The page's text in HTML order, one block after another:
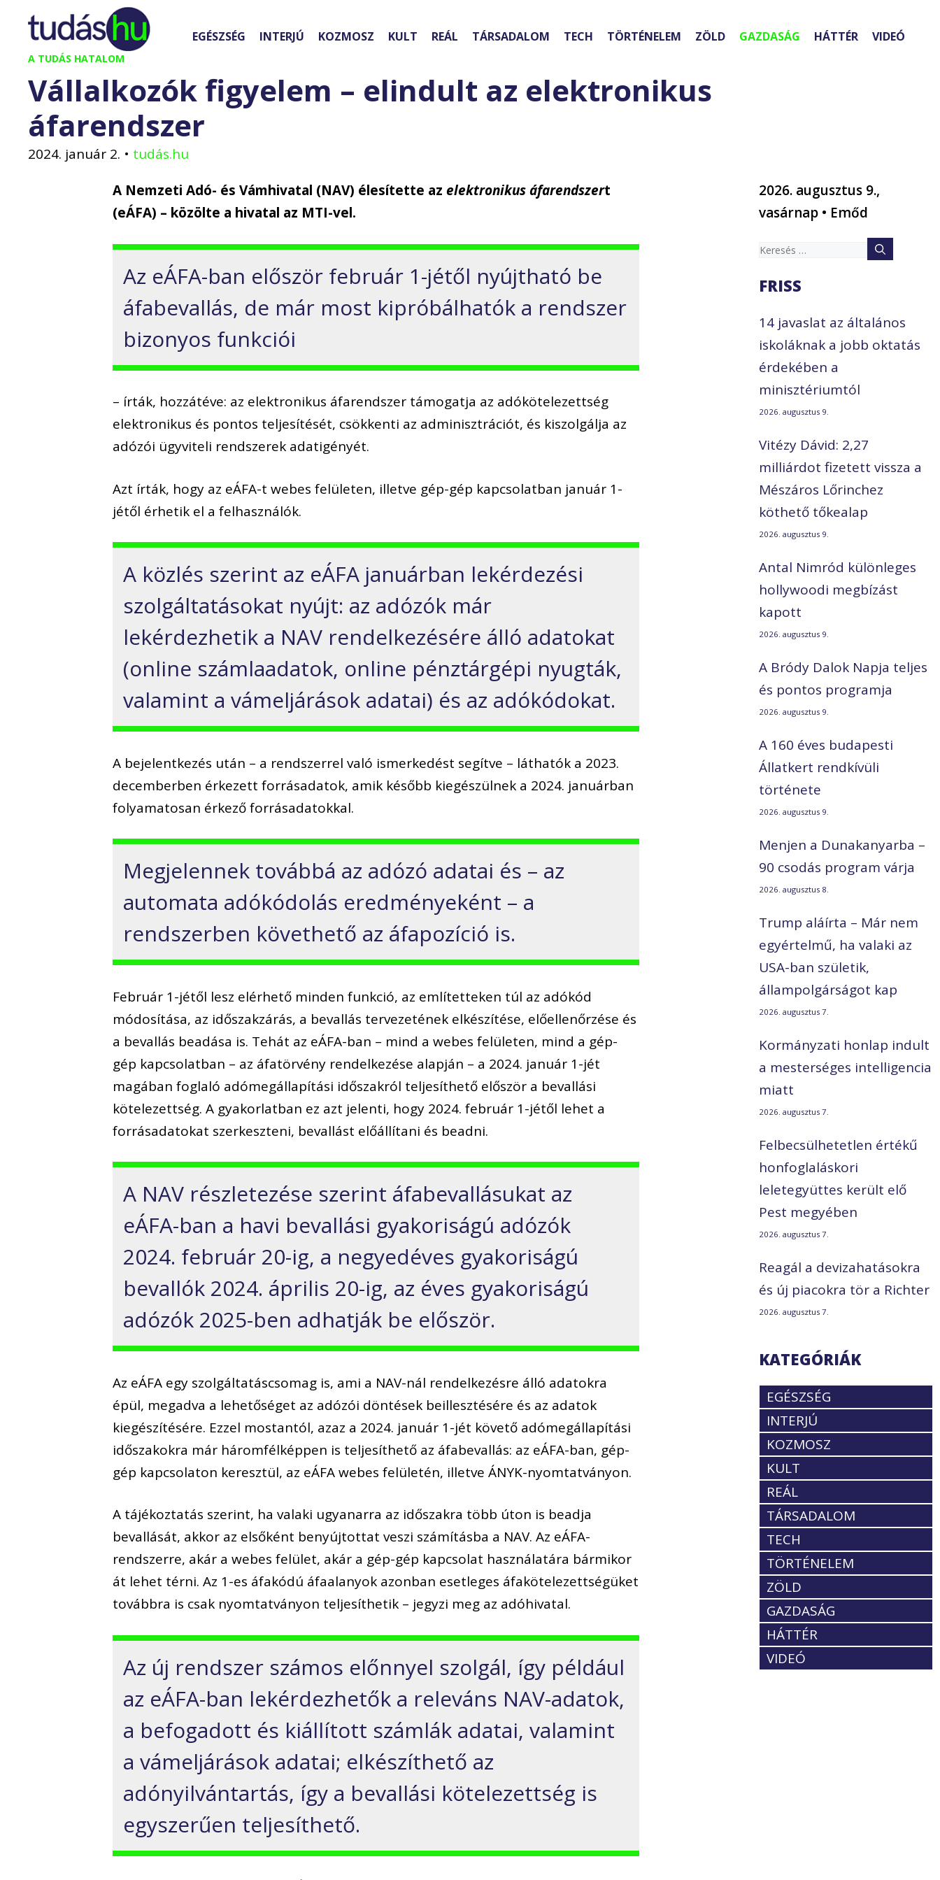
Kilépés
tartalomba
A TUDÁS HATALOM
EGÉSZSÉG INTERJÚ KOZMOSZ KULT REÁL TÁRSADALOM TECH TÖRTÉNELEM ZÖLD GAZDASÁG HÁTTÉR VIDEÓ
Vállalkozók figyelem – elindult az elektronikus
áfarendszer
2024. január 2. • tudás.hu
A Nemzeti Adó- és Vámhivatal (NAV) élesítette azelektronikus áfarendszert
(eÁFA) – közölte a hivatal az MTI-vel.
Az eÁFA-ban először február 1-jétől nyújtható be
áfabevallás, de már most kipróbálhatók a rendszer
bizonyos funkciói
– írták, hozzátéve: az elektronikus áfarendszer támogatja az adókötelezettség
elektronikus és pontos teljesítését, csökkenti az adminisztrációt, és kiszolgálja az
adózói ügyviteli rendszerek adatigényét.
Azt írták, hogy az eÁFA-t webes felületen, illetve gép-gép kapcsolatban január 1-
jétől érhetik el a felhasználók.
A közlés szerint az eÁFA januárban lekérdezési
szolgáltatásokat nyújt: az adózók már
lekérdezhetik a NAV rendelkezésére álló adatokat
(online számlaadatok, online pénztárgépi nyugták,
valamint a vámeljárások adatai) és az adókódokat.
A bejelentkezés után – a rendszerrel való ismerkedést segítve – láthatók a 2023.
decemberben érkezett forrásadatok, amik később kiegészülnek a 2024. januárban
folyamatosan érkező forrásadatokkal.
Megjelennek továbbá az adózó adatai és – az
automata adókódolás eredményeként – a
rendszerben követhető az áfapozíció is.
Február 1-jétől lesz elérhető minden funkció, az említetteken túl az adókód
módosítása, az időszakzárás, a bevallás tervezetének elkészítése, előellenőrzése és
a bevallás beadása is. Tehát az eÁFA-ban – mind a webes felületen, mind a gép-
gép kapcsolatban – az áfatörvény rendelkezése alapján – a 2024. január 1-jét
magában foglaló adómegállapítási időszakról teljesíthető először a bevallási
kötelezettség. A gyakorlatban ez azt jelenti, hogy 2024. február 1-jétől lehet a
forrásadatokat szerkeszteni, bevallást előállítani és beadni.
A NAV részletezése szerint áfabevallásukat az
eÁFA-ban a havi bevallási gyakoriságú adózók
2024. február 20-ig, a negyedéves gyakoriságú
bevallók 2024. április 20-ig, az éves gyakoriságú
adózók 2025-ben adhatják be először.
Az eÁFA egy szolgáltatáscsomag is, ami a NAV-nál rendelkezésre álló adatokra
épül, megadva a lehetőséget az adózói döntések beillesztésére és az adatok
kiegészítésére. Ezzel mostantól, azaz a 2024. január 1-jét követő adómegállapítási
időszakokra már háromfélképpen is teljesíthető az áfabevallás: az eÁFA-ban, gép-
gép kapcsolaton keresztül, az eÁFA webes felületén, illetve ÁNYK-nyomtatványon.
A tájékoztatás szerint, ha valaki ugyanarra az időszakra több úton is beadja
bevallását, akkor az elsőként benyújtottat veszi számításba a NAV. Az eÁFA-
rendszerre, akár a webes felület, akár a gép-gép kapcsolat használatára bármikor
át lehet térni. Az 1-es áfakódú áfaalanyok azonban esetleges áfakötelezettségüket
továbbra is csak nyomtatványon teljesíthetik – jegyzi meg az adóhivatal.
Az új rendszer számos előnnyel szolgál, így például
az eÁFA-ban lekérdezhetők a releváns NAV-adatok,
a befogadott és kiállított számlák adatai, valamint
a vámeljárások adatai; elkészíthető az
adónyilvántartás, így a bevallási kötelezettség is
egyszerűen teljesíthető.
2026. augusztus 9.,
vasárnap • Emőd
Keresés:
FRISS
14 javaslat az általános
iskoláknak a jobb oktatás
érdekében a
minisztériumtól
2026. augusztus 9.
Vitézy Dávid: 2,27
milliárdot fizetett vissza a
Mészáros Lőrinchez
köthető tőkealap
2026. augusztus 9.
Antal Nimród különleges
hollywoodi megbízást
kapott
2026. augusztus 9.
A Bródy Dalok Napja teljes
és pontos programja
2026. augusztus 9.
A 160 éves budapesti
Állatkert rendkívüli
története
2026. augusztus 9.
Menjen a Dunakanyarba –
90 csodás program várja
2026. augusztus 8.
Trump aláírta – Már nem
egyértelmű, ha valaki az
USA-ban születik,
állampolgárságot kap
2026. augusztus 7.
Kormányzati honlap indult
a mesterséges intelligencia
miatt
2026. augusztus 7.
Felbecsülhetetlen értékű
honfoglaláskori
leletegyüttes került elő
Pest megyében
2026. augusztus 7.
Reagál a devizahatásokra
és új piacokra tör a Richter
2026. augusztus 7.
KATEGÓRIÁK
EGÉSZSÉG
INTERJÚ
KOZMOSZ
KULT
REÁL
TÁRSADALOM
TECH
TÖRTÉNELEM
ZÖLD
GAZDASÁG
HÁTTÉR
VIDEÓ